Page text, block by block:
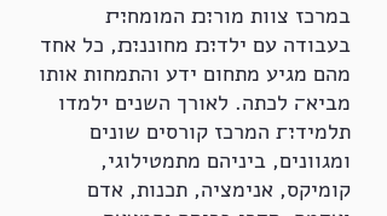
במרכז צוות מור׊׉ המומח׊׏
בעבודה עם ילד׊׉ מחוננ׊׉, כל אחד
מהם מגיע מתחום ידע והתמחות אותו
מביא׌ לכתה. לאורך השנים ילמדו
תלמיד׊׍ המרכז קורסים שונים
ומגוונים, ביניהם מתמטילוגי,
קומיקס, אנימציה, תכנות, אדם